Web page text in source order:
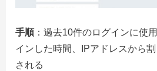
手順：過去10件のログインに使
インした時間、IPアドレスから
される